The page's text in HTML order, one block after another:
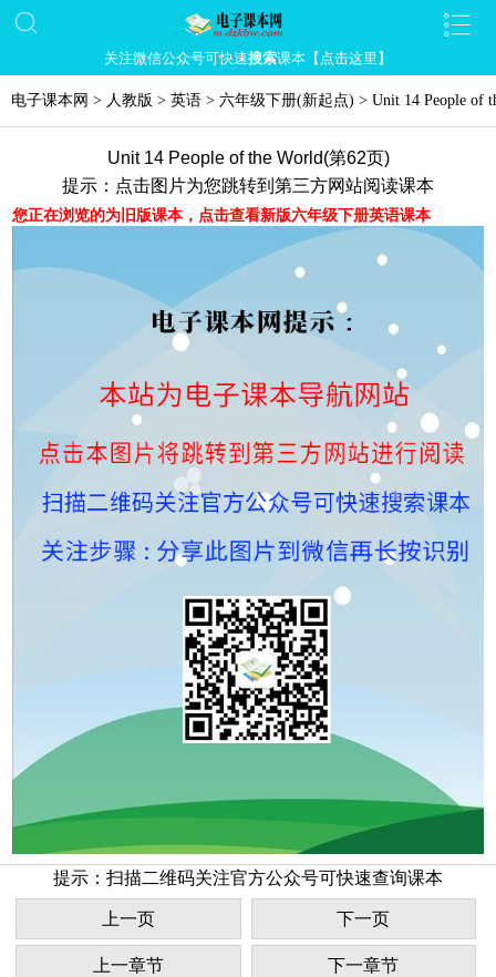
关注微信公众号可快速搜索课本【点击这里】
电子课本网 > 人教版 > 英语 > 六年级下册(新起点) > Unit 14 People of
Unit 14 People of the World(第62页)
提示：点击图片为您跳转到第三方网站阅读课本
您正在浏览的为旧版课本，点击查看新版六年级下册英语课本
提示：扫描二维码关注官方公众号可快速查询课本
上一页 下一页
上一章节 下一章节